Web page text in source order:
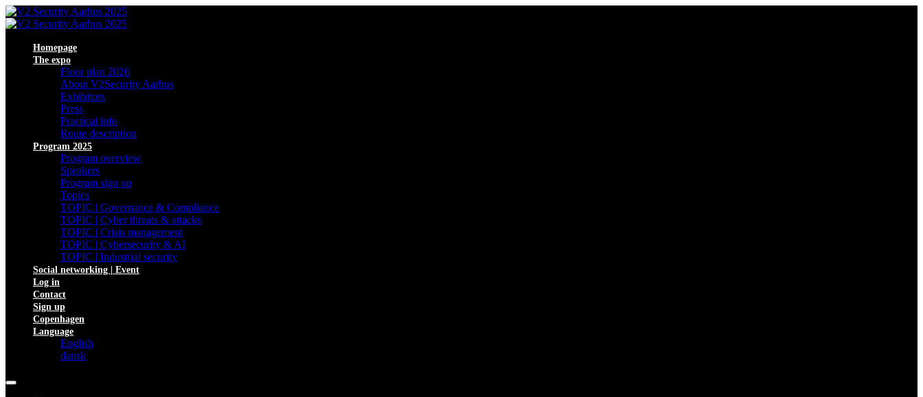
Homepage
The expo
Floor plan 2026
About V2Security Aarhus
Exhibitors
Press
Practical info
Route description
Program 2025
Program overview
Speakers
Program sign up
Topics
TOPIC | Governance & Compliance
TOPIC | Cyber threats & attacks
TOPIC | Crisis management
TOPIC | Cybersecurity & AI
TOPIC | Industrial security
Social networking | Event
Log in
Contact
Sign up
Copenhagen
Language
English
dansk